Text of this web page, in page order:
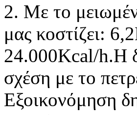
2. Με το
μας κοστίζει:
24.000Kcal/h.Η
σχέση με το
Εξοικονόμηση